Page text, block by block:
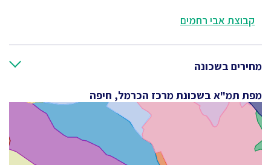
קבוצת אבי רחמים
מחירים בשכונה
מפת תמ"א בשכונת מרכז הכרמל, חיפה